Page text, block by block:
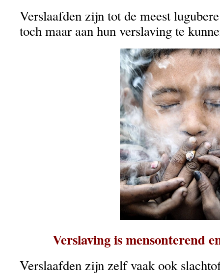
Verslaafden zijn tot de meest
toch maar aan hun verslaving te
Verslaving is mensonterend
Verslaafden zijn zelf vaak ook